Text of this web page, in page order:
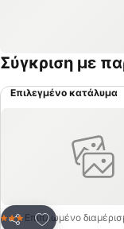
Σύγκριση με
Επιλεγμένο κατάλυμα
Προσθήκη στα
3 ΑστέριαΕπιπλωμένο